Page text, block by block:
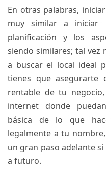
En otras palabras,
muy similar a iniciar
planificación y los
siendo similares; tal vez
a buscar el local ideal
tienes que asegurarte
rentable de tu
internet donde
básica de lo que
legalmente a tu
un gran paso adelante
a futuro.